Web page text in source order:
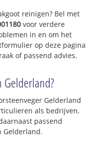
reinigen? Bel met
voor verdere
in en om het
op deze pagina
of passend advies.
Gelderland
als bedrijven.
passend
Gelderland.